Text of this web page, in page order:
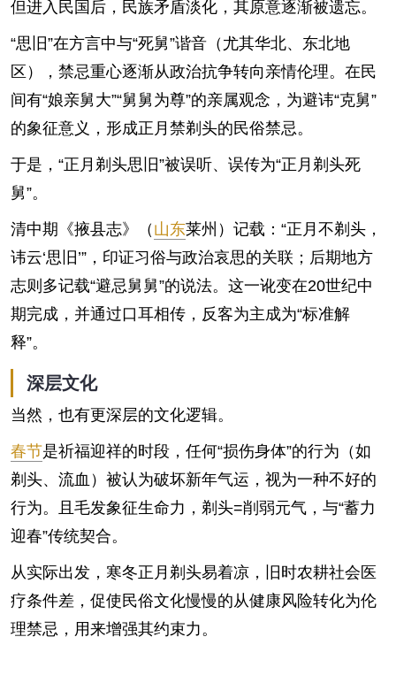
但进入民国后，民族矛盾淡化，其原意逐渐被遗忘。
“思旧”在方言中与“死舅”谐音（尤其华北、东北地
区），禁忌重心逐渐从政治抗争转向亲情伦理。在民
间有“娘亲舅大”“舅舅为尊”的亲属观念，为避讳“克舅”
的象征意义，形成正月禁剃头的民俗禁忌。
于是，“正月剃头思旧”被误听、误传为“正月剃头死
舅”。
清中期《掖县志》（ 山东莱州）记载：“正月不剃头，
讳云‘思旧’”，印证习俗与政治哀思的关联；后期地方
志则多记载“避忌舅舅”的说法。这一讹变在20世纪中
期完成，并通过口耳相传，反客为主成为“标准解
释”。
深层文化
当然，也有更深层的文化逻辑。
春节是祈福迎祥的时段，任何“损伤身体”的行为（如
剃头、流血）被认为破坏新年气运，视为一种不好的
行为。且毛发象征生命力，剃头=削弱元气，与“蓄力
迎春”传统契合。
从实际出发，寒冬正月剃头易着凉，旧时农耕社会医
疗条件差，促使民俗文化慢慢的从健康风险转化为伦
理禁忌，用来增强其约束力。